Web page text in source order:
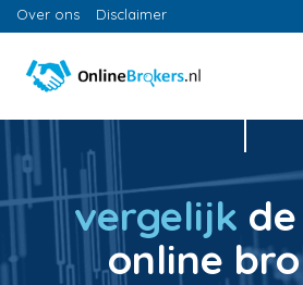
Over ons Disclaimer
vergelijk
online